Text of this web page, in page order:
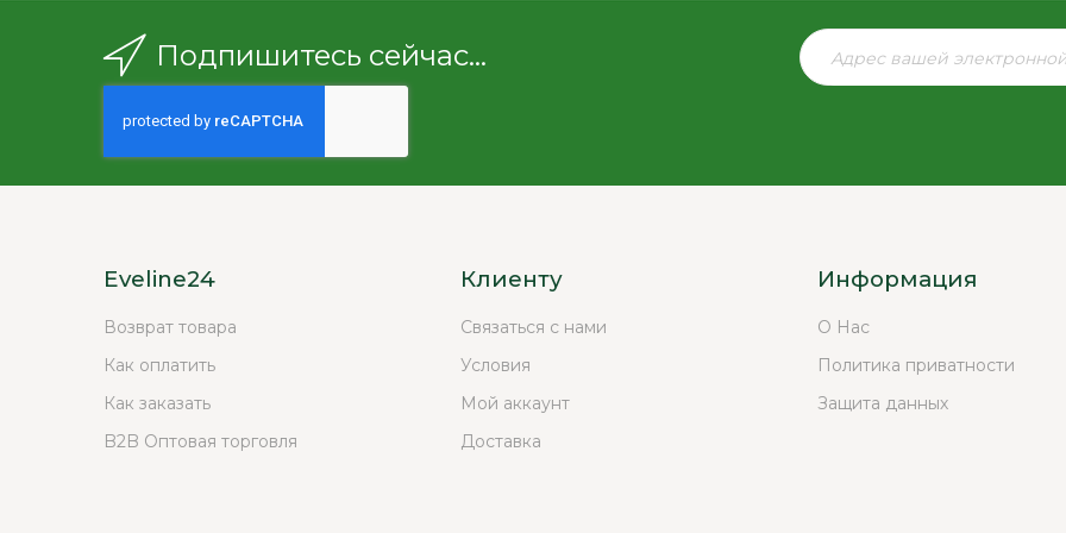
Подпишитесь сейчас...
Eveline24
Возврат товара
Как оплатить
Как заказать
B2B Оптовая торговля
Клиенту
Связаться с нами
Условия
Мой аккаунт
Доставка
Информация
О Нас
Политика приватности
Защита данных